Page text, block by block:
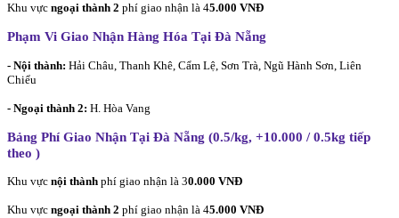
Khu vực ngoại thành 2 phí giao nhận là 45.000 VNĐ
Phạm Vi Giao Nhận Hàng Hóa Tại Đà Nẵng
- Nội thành: Hải Châu, Thanh Khê, Cẩm Lệ, Sơn Trà, Ngũ Hành Sơn, Liên
Chiểu
- Ngoại thành 2: H. Hòa Vang
Bảng Phí Giao Nhận Tại Đà Nẵng (0.5/kg, +10.000 / 0.5kg tiếp
theo )
Khu vực nội thành phí giao nhận là 30.000 VNĐ
Khu vực ngoại thành 2 phí giao nhận là 45.000 VNĐ